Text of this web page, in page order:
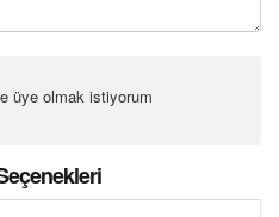
üye olmak istiyorum